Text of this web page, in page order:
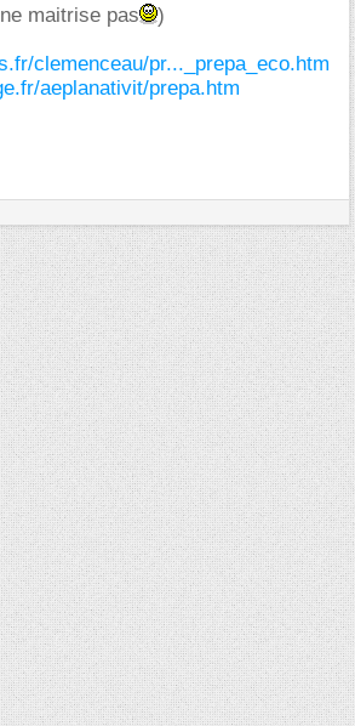
maitrise pas )
clemenceau/pr..._prepa_eco.htm
aeplanativit/prepa.htm